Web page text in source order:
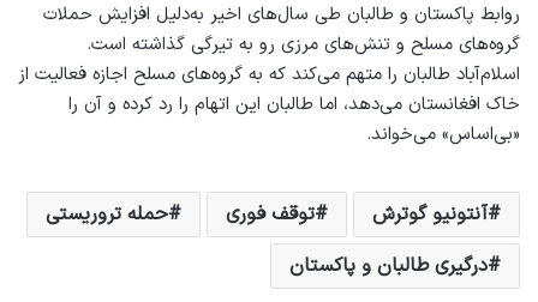
روابط پاکستان و طالبان طی سال‌های اخیر به‌دلیل افزایش حملات
گروه‌های مسلح و تنش‌های مرزی رو به تیرگی گذاشته است.
اسلام‌آباد طالبان را متهم می‌کند که به گروه‌های مسلح اجازه فعالیت از
خاک افغانستان می‌دهد، اما طالبان این اتهام را رد کرده و آن را
«بی‌اساس» می‌خواند.
آنتونیو گوترش توقف فوری
حمله تروریستی
درگیری طالبان و پاکستان